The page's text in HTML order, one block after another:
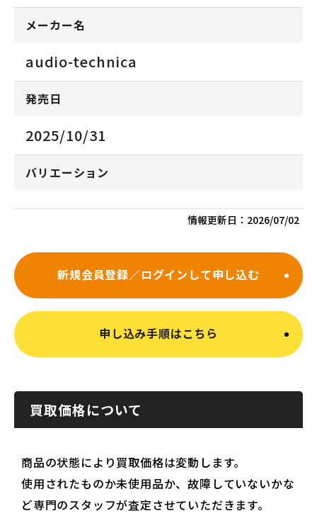
メーカー名
audio-technica
発売日
2025/10/31
バリエーション
情報更新日： 2026/07/02
新規会員登録／ログインして申し込む
申し込み手順はこちら
買取価格について
商品の状態により買取価格は変動します。
使用されたものか未使用品か、故障していないかな
ど専門のスタッフが査定させていただきます。